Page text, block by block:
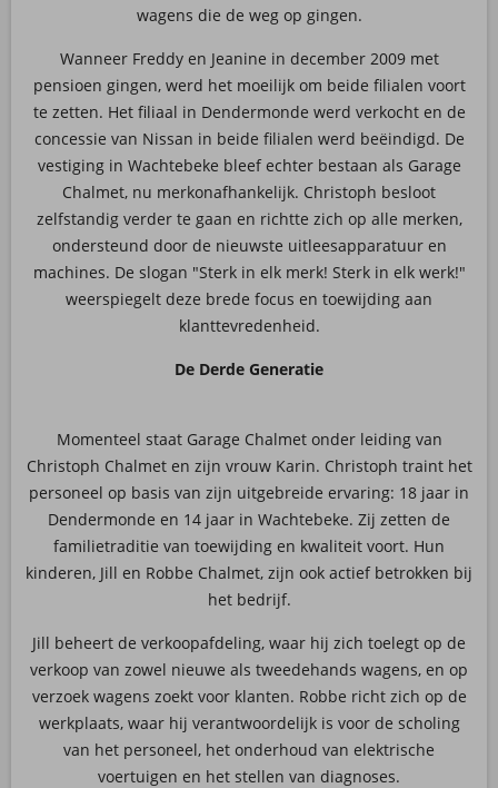
wagens die de weg op gingen.
Wanneer Freddy en Jeanine in december 2009 met
pensioen gingen, werd het moeilijk om beide filialen voort
te zetten. Het filiaal in Dendermonde werd verkocht en de
concessie van Nissan in beide filialen werd beëindigd. De
vestiging in Wachtebeke bleef echter bestaan als Garage
Chalmet, nu merkonafhankelijk. Christoph besloot
zelfstandig verder te gaan en richtte zich op alle merken,
ondersteund door de nieuwste uitleesapparatuur en
machines. De slogan "Sterk in elk merk! Sterk in elk werk!"
weerspiegelt deze brede focus en toewijding aan
klanttevredenheid.
De Derde Generatie
Momenteel staat Garage Chalmet onder leiding van
Christoph Chalmet en zijn vrouw Karin. Christoph traint het
personeel op basis van zijn uitgebreide ervaring: 18 jaar in
Dendermonde en 14 jaar in Wachtebeke. Zij zetten de
familietraditie van toewijding en kwaliteit voort. Hun
kinderen, Jill en Robbe Chalmet, zijn ook actief betrokken bij
het bedrijf.
Jill beheert de verkoopafdeling, waar hij zich toelegt op de
verkoop van zowel nieuwe als tweedehands wagens, en op
verzoek wagens zoekt voor klanten. Robbe richt zich op de
werkplaats, waar hij verantwoordelijk is voor de scholing
van het personeel, het onderhoud van elektrische
voertuigen en het stellen van diagnoses.